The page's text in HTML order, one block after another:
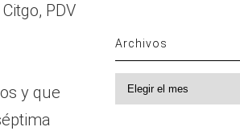
PDV
y que
Archivos